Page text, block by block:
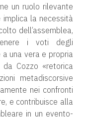
un ruolo rilevante
la necessità
dell’assemblea,
i voti degli
una vera e propria
da Cozzo «retorica
metadiscorsive
nei confronti
e contribuisce alla
in un evento-